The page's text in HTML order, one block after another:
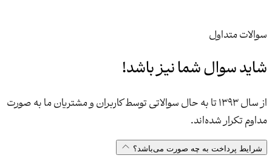
سوالات متداول
شایدسوال شمانیز باشد!
از سال 1393 تا به حال سوالاتی توسط کاربران و مشتریان ما به صورت
مداوم تکرار شده‌اند.
شرایط پرداخت به چه صورت می‌باشد؟